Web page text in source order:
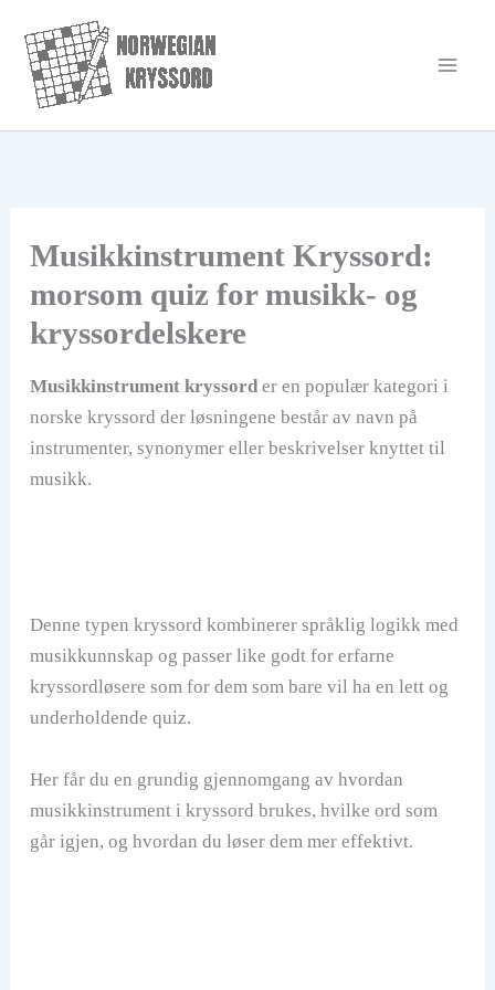
rett
innholdet
Musikkinstrument Kryssord:
morsom quiz for musikk- og
kryssordelskere
Musikkinstrument kryssorder en populær kategori i
norske kryssord der løsningene består av navn på
instrumenter, synonymer eller beskrivelser knyttet til
musikk.
Denne typen kryssord kombinerer språklig logikk med
musikkunnskap og passer like godt for erfarne
kryssordløsere som for dem som bare vil ha en lett og
underholdende quiz.
Her får du en grundig gjennomgang av hvordan
musikkinstrument i kryssord brukes, hvilke ord som
går igjen, og hvordan du løser dem mer effektivt.